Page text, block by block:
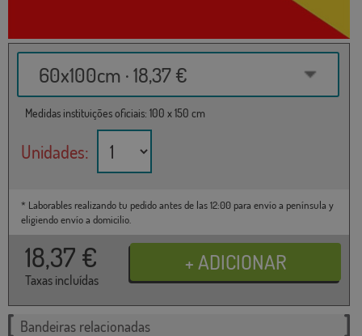
60x100cm · 18,37 €
Medidas instituições oficiais: 100 x 150 cm
Unidades:
* Laborables realizando tu pedido antes de las 12:00 para envío a península y
eligiendo envío a domicilio.
18,37 €
Taxas incluídas
Bandeiras relacionadas